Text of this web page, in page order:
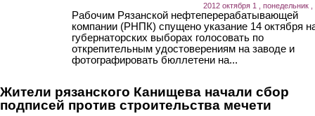
2012 октября 1 , понедельник ,
Рабочим Рязанской нефтеперерабатывающей
компании (РНПК) спущено указание 14 октября
губернаторских выборах голосовать по
открепительным удостоверениям на заводе и
фотографировать бюллетени на...
Жители рязанского Канищева начали сбор
подписей против строительства мечети